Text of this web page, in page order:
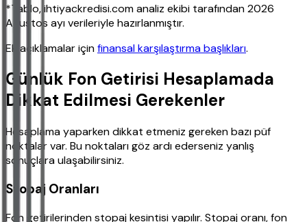
*Tablo, ihtiyackredisi.com analiz ekibi tarafından 2026
Ağustos ayı verileriyle hazırlanmıştır.
Ek açıklamalar içinfinansal karşılaştırma başlıkları.
Günlük Fon Getirisi Hesaplamada
Dikkat Edilmesi Gerekenler
Hesaplama yaparken dikkat etmeniz gereken bazı püf
noktalar var. Bu noktaları göz ardı ederseniz yanlış
sonuçlara ulaşabilirsiniz.
Stopaj Oranları
Fon getirilerinden stopaj kesintisi yapılır. Stopaj oranı, fon